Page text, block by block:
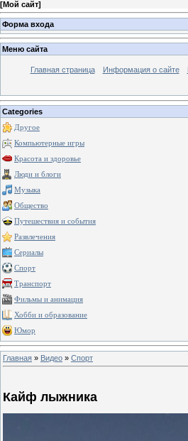
[Мой сайт]
Форма входа
Меню сайта
Главная страница Информация о сайте
Categories
Другое
Компьютерные игры
Красота и здоровье
Люди и блоги
Музыка
Общество
Путешествия и события
Развлечения
Сериалы
Спорт
Транспорт
Фильмы и анимация
Хобби и образование
Юмор
Главная » Видео » Спорт
Кайф лыжника